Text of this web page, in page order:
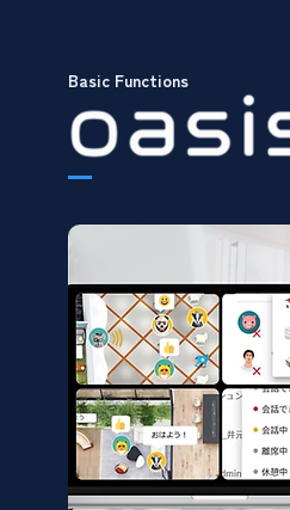
Basic Functions